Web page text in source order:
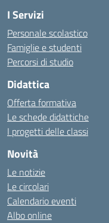
I Servizi
Personale scolastico
Famiglie e studenti
Percorsi di studio
Didattica
Offerta formativa
Le schede didattiche
I progetti delle classi
Novità
Le notizie
Le circolari
Calendario eventi
Albo online